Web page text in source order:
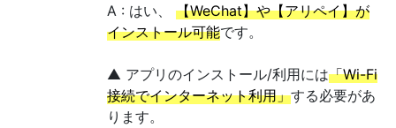
A : はい、 【WeChat】や【アリペイ】が
インストール可能です。
▲ アプリのインストール/利用には「Wi-Fi
接続でインターネット利用」する必要があ
ります。